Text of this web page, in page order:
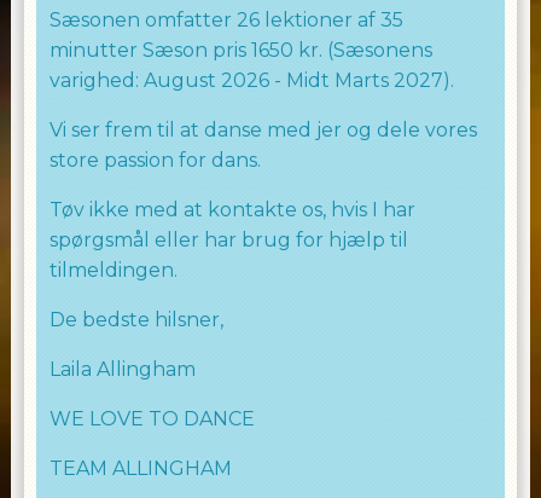
Sæsonen omfatter 26 lektioner af 35
minutter Sæson pris 1650 kr. (Sæsonens
varighed: August 2026 - Midt Marts 2027).
Vi ser frem til at danse med jer og dele vores
store passion for dans.
Tøv ikke med at kontakte os, hvis I har
spørgsmål eller har brug for hjælp til
tilmeldingen.
De bedste hilsner,
Laila Allingham
WE LOVE TO DANCE
TEAM ALLINGHAM